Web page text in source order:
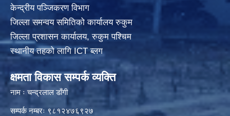
केन्द्रीय पञ्जिकरण विभाग
जिल्ला समन्वय समितिको कार्यालय रुकुम
जिल्ला प्रशासन कार्यालय, रुकुम पश्चिम
स्थानीय तहको लागि ICT ब्लग
क्षमता विकास सम्पर्क व्यक्ति
नाम ः चन्द्रलाल डाँगी
सम्पर्क नम्बरः ९८१२४७६९२७